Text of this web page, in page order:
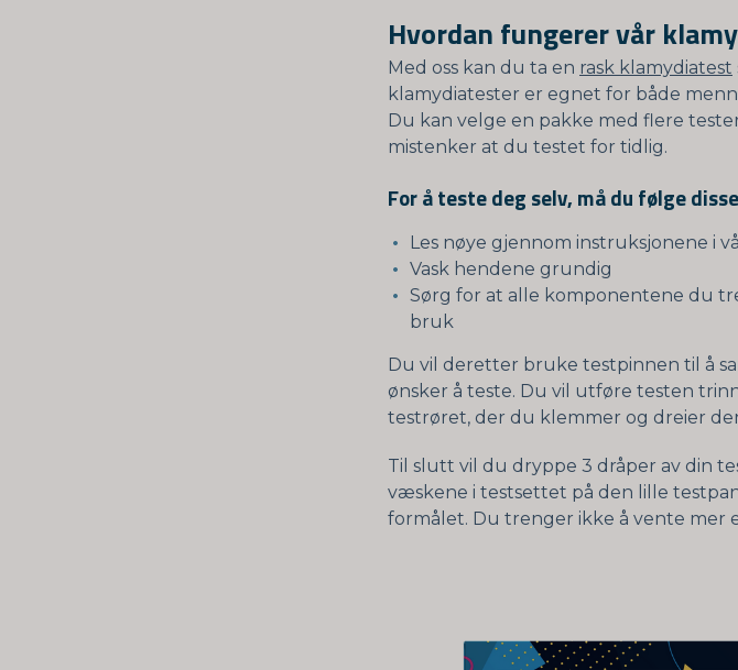
Hvordan fungerer vår
Med oss kan du ta en rask klamydiatest
klamydiatester er egnet for både
Du kan velge en pakke med flere
mistenker at du testet for tidlig.
For å teste deg selv, må du følge
Les nøye gjennom instruksjonene i
Vask hendene grundig
Sørg for at alle komponentene du
bruk
Du vil deretter bruke testpinnen til å
ønsker å teste. Du vil utføre testen
testrøret, der du klemmer og dreier
Til slutt vil du dryppe 3 dråper av din
væskene i testsettet på den lille
formålet. Du trenger ikke å vente mer